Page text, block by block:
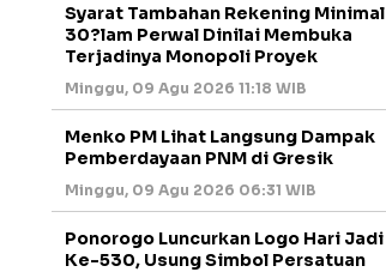
Syarat Tambahan Rekening Minimal
30?lam Perwal Dinilai Membuka
Terjadinya Monopoli Proyek
Minggu, 09 Agu 2026 11:18 WIB
Menko PM Lihat Langsung Dampak
Pemberdayaan PNM di Gresik
Minggu, 09 Agu 2026 06:31 WIB
Ponorogo Luncurkan Logo Hari Jadi
Ke-530, Usung Simbol Persatuan